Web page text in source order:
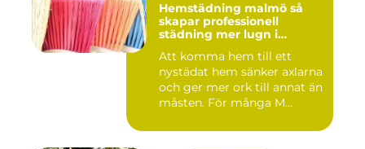
Hemstädning malmö så
skapar professionell
städning mer lugn i
Att komma hem till ett
nystädat hem sänker axlarna
och ger mer ork till annat än
måsten. För många M...